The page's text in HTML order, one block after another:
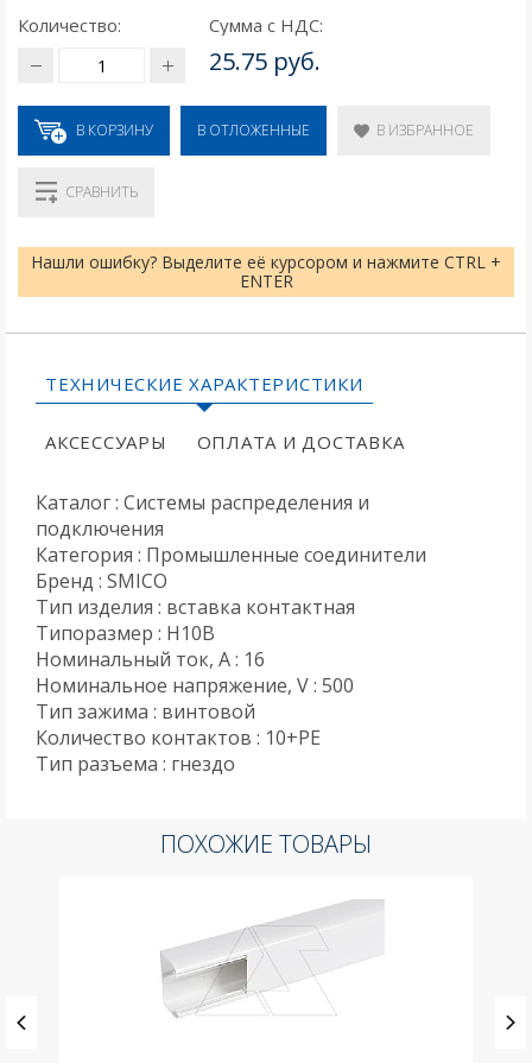
Количество: Сумма с НДС:
25.75 руб.
В КОРЗИНУ В ОТЛОЖЕННЫЕ В ИЗБРАННОЕ
СРАВНИТЬ
Нашли ошибку? Выделите её курсором и нажмите CTRL +
ENTER
ТЕХНИЧЕСКИЕ ХАРАКТЕРИСТИКИ
АКСЕССУАРЫ ОПЛАТА И ДОСТАВКА
Каталог : Системы распределения и
подключения
Категория : Промышленные соединители
Бренд : SMICO
Тип изделия : вставка контактная
Типоразмер : H10B
Номинальный ток, А : 16
Номинальное напряжение, V : 500
Тип зажима : винтовой
Количество контактов : 10+PE
Тип разъема : гнездо
ПОХОЖИЕ ТОВАРЫ